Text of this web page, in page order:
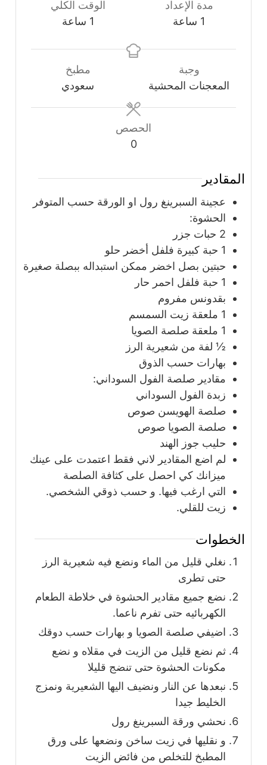
مدة الإعداد
1ساعة
ساعة
الوقت الكلي
1 ساعة
ساعة
وجبة
المعجنات المحشية
مطبخ
سعودي
الحصص
0
المقادير
عجينة السبرينغ رول او الورقة حسب المتوفر
الحشوة:
2 حبات جزر
1 حبة كبيرة فلفل أخضر حلو
حبتين بصل اخضر ممكن استبداله ببصلة صغيرة
1 حبة فلفل احمر حار
بقدونس مفروم
1 ملعقة زيت السمسم
1 ملعقة صلصة الصويا
½ لفة من شعيرية الرز
بهارات حسب الذوق
مقادير صلصة الفول السوداني:
زبدة الفول السوداني
صلصة الهويسن صوص
صلصة الصويا صوص
حليب جوز الهند
لم اضع المقادير لاني فقط اعتمدت على عينك
ميزانك كي احصل على كثافة الصلصة
التي ارغب فيها. و حسب ذوقي الشخصي.
زيت للقلي.
الخطوات
نغلي قليل من الماء ونضع فيه شعيرية الرز
حتى تطرى
نضع جميع مقادير الحشوة في خلاطة الطعام
الكهربائيه حتى تفرم ناعما.
اضيفي صلصة الصويا و بهارات حسب دوقك
ثم نضع قليل من الزيت في مقلاه و نضع
مكونات الحشوة حتى تنضج قليلا
نبعدها عن النار ونضيف اليها الشعيرية ونمزج
الخليط جيدا
نحشي ورقة السبرينغ رول
و نقليها في زيت ساخن ونضعها على ورق
المطبخ للتخلص من فائض الزيت